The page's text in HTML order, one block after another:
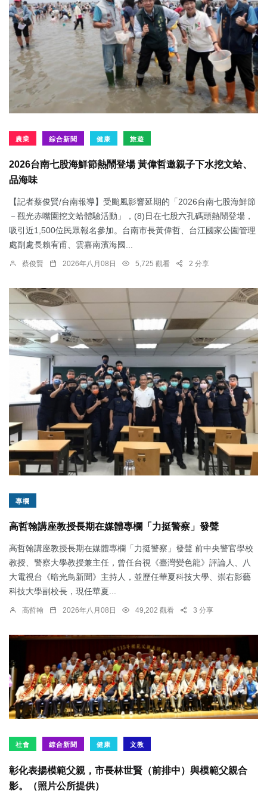
農業 綜合新聞 健康 旅遊
2026台南七股海鮮節熱鬧登場 黃偉哲邀親子下水挖文蛤、
品海味
【記者蔡俊賢/台南報導】受颱風影響延期的「2026台南七股海鮮節
－觀光赤嘴園挖文蛤體驗活動」，(8)日在七股六孔碼頭熱鬧登場，
吸引近1,500位民眾報名參加。台南市長黃偉哲、台江國家公園管理
處副處長賴宥甫、雲嘉南濱海國...
蔡俊賢 2026年八月08日 5,725 觀看 2 分享
專欄
高哲翰講座教授長期在媒體專欄「力挺警察」發聲
高哲翰講座教授長期在媒體專欄「力挺警察」發聲 前中央警官學校
教授、警察大學教授兼主任，曾任台視《臺灣變色龍》評論人、八
大電視台《暗光鳥新聞》主持人，並歷任華夏科技大學、崇右影藝
科技大學副校長，現任華夏...
高哲翰 2026年八月08日 49,202 觀看 3 分享
社會 綜合新聞 健康 文教
彰化表揚模範父親，市長林世賢（前排中）與模範父親合
影。（照片公所提供）